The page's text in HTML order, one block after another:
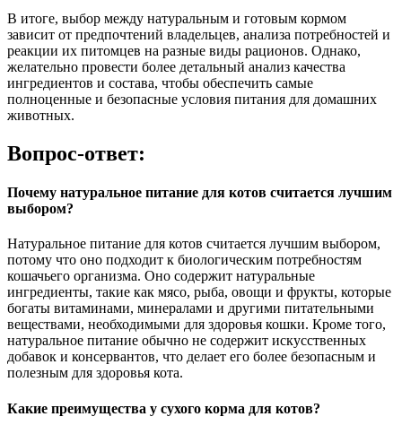
В итоге, выбор между натуральным и готовым кормом
зависит от предпочтений владельцев, анализа потребностей и
реакции их питомцев на разные виды рационов. Однако,
желательно провести более детальный анализ качества
ингредиентов и состава, чтобы обеспечить самые
полноценные и безопасные условия питания для домашних
животных.
Вопрос-ответ:
Почему натуральное питание для котов считается лучшим
выбором?
Натуральное питание для котов считается лучшим выбором,
потому что оно подходит к биологическим потребностям
кошачьего организма. Оно содержит натуральные
ингредиенты, такие как мясо, рыба, овощи и фрукты, которые
богаты витаминами, минералами и другими питательными
веществами, необходимыми для здоровья кошки. Кроме того,
натуральное питание обычно не содержит искусственных
добавок и консервантов, что делает его более безопасным и
полезным для здоровья кота.
Какие преимущества у сухого корма для котов?